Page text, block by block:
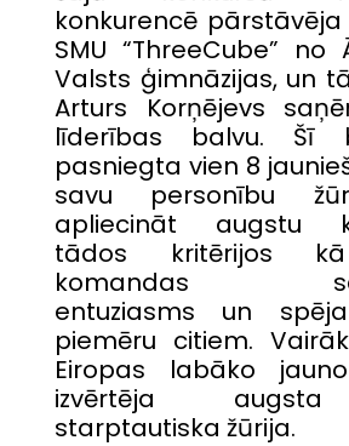
konkurencē
SMU “ThreeCube” no
Valsts ģimnāzijas, un
Arturs Korņējevs
līderības balvu. Šī
pasniegta vien 8
savu personību
apliecināt augstu
tādos kritērijos
komandas
entuziasms un
piemēru citiem.
Eiropas labāko
izvērtēja
starptautiska žūrija.